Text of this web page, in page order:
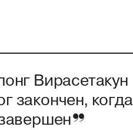
Вирасетакун
закончен, когда